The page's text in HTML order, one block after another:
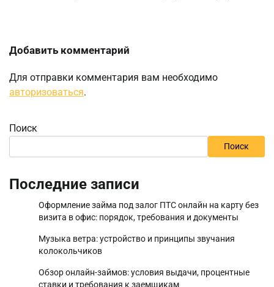
Добавить комментарий
Для отправки комментария вам необходимо
авторизоваться.
Поиск
Поиск
Последние записи
Оформление займа под залог ПТС онлайн на карту без
визита в офис: порядок, требования и документы
Музыка ветра: устройство и принципы звучания
колокольчиков
Обзор онлайн-займов: условия выдачи, процентные
ставки и требования к заемщикам